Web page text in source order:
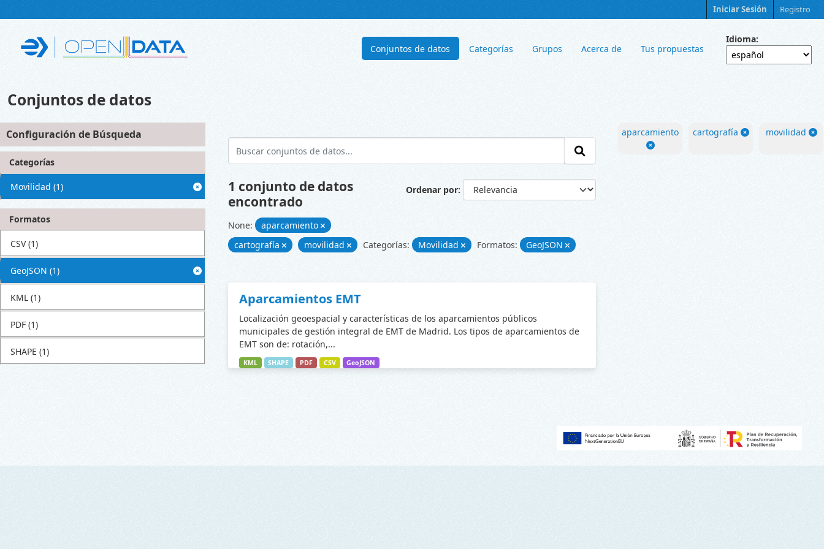
Iniciar Sesión Registro
Conjuntos de datos Categorías Grupos Acerca de Tus propuestas
Idioma
Conjuntos de datos
Configuración de Búsqueda
Categorías
Movilidad (1)
Formatos
CSV (1)
GeoJSON (1)
KML (1)
PDF (1)
SHAPE (1)
Ordenar por
1 conjunto de datos
encontrado
None:
aparcamiento
cartografía
movilidad Categorías: Movilidad Formatos: GeoJSON
Aparcamientos EMT
Localización geoespacial y características de los aparcamientos públicos
municipales de gestión integral de EMT de Madrid. Los tipos de aparcamientos de
EMT son de: rotación,...
KML SHAPE PDF CSV GeoJSON
aparcamiento cartografía movilidad